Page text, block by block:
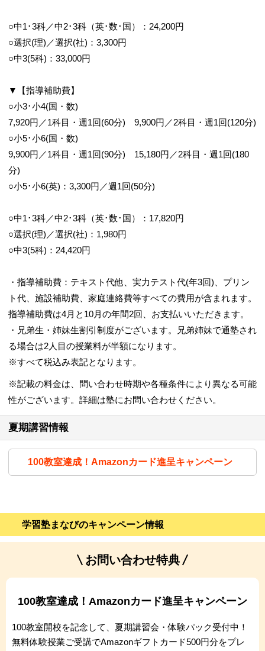
○中1･3科／中2･3科（英･数･国）：24,200円
○選択(理)／選択(社)：3,300円
○中3(5科)：33,000円
▼【指導補助費】
○小3･小4(国・数)
7,920円／1科目・週1回(60分) 9,900円／2科目・週1回(120分)
○小5･小6(国・数)
9,900円／1科目・週1回(90分) 15,180円／2科目・週1回(180
分)
○小5･小6(英)：3,300円／週1回(50分)
○中1･3科／中2･3科（英･数･国）：17,820円
○選択(理)／選択(社)：1,980円
○中3(5科)：24,420円
・指導補助費：テキスト代他、実力テスト代(年3回)、プリン
ト代、施設補助費、家庭連絡費等すべての費用が含まれます。
指導補助費は4月と10月の年間2回、お支払いいただきます。
・兄弟生・姉妹生割引制度がございます。兄弟姉妹で通塾され
る場合は2人目の授業料が半額になります。
※すべて税込み表記となります。
※記載の料金は、問い合わせ時期や各種条件により異なる可能
性がございます。詳細は塾にお問い合わせください。
夏期講習情報
100教室達成！Amazonカード進呈キャンペーン
学習塾まなびのキャンペーン情報
お問い合わせ特典
100教室達成！Amazonカード進呈キャンペーン
100教室開校を記念して、夏期講習会・体験パック受付中！
無料体験授業ご受講でAmazonギフトカード500円分をプレ